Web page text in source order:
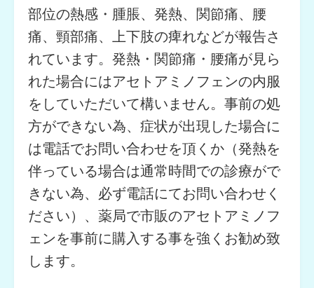
部位の熱感・腫脹、発熱、関節痛、腰
痛、頸部痛、上下肢の痺れなどが報告さ
れています。発熱・関節痛・腰痛が見ら
れた場合にはアセトアミノフェンの内服
をしていただいて構いません。事前の処
方ができない為、症状が出現した場合に
は電話でお問い合わせを頂くか（発熱を
伴っている場合は通常時間での診療がで
きない為、必ず電話にてお問い合わせく
ださい）、薬局で市販のアセトアミノフ
ェンを事前に購入する事を強くお勧め致
します。